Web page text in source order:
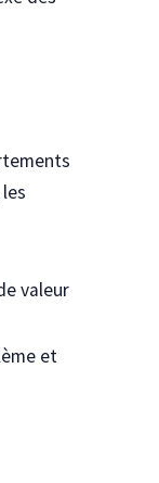
valeur
et